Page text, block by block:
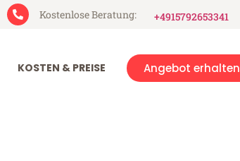
Kostenlose Beratung: +4915792653341
KOSTEN & PREISE Angebot erhalten